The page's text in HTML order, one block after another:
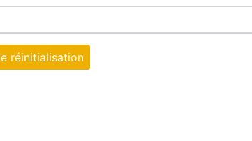
réinitialisation